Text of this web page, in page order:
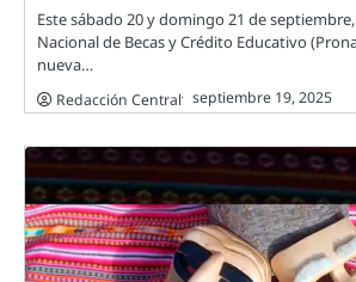
Este sábado 20 y domingo 21 de
Nacional de Becas y Crédito Educativo
nueva…
Redacción Central septiembre 19, 2025